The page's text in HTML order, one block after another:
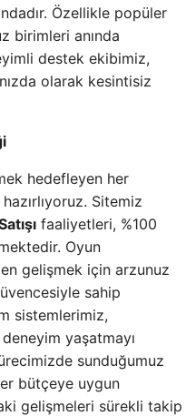
Özellikle popüler
birimleri anında
destek ekibimiz,
olarak kesintisiz
hedefleyen her
Sitemiz
faaliyetleri, %100
Oyun
gelişmek için arzunuz
sahip
sistemlerimiz,
deneyim yaşatmayı
sunduğumuz
bütçeye uygun
gelişmeleri sürekli takip